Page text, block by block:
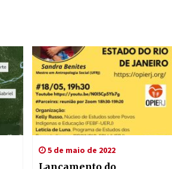
5 de maio de 2022
Lançamento do